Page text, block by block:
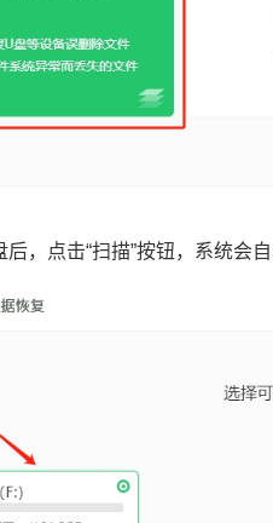
，点击“扫描”按钮，系统会